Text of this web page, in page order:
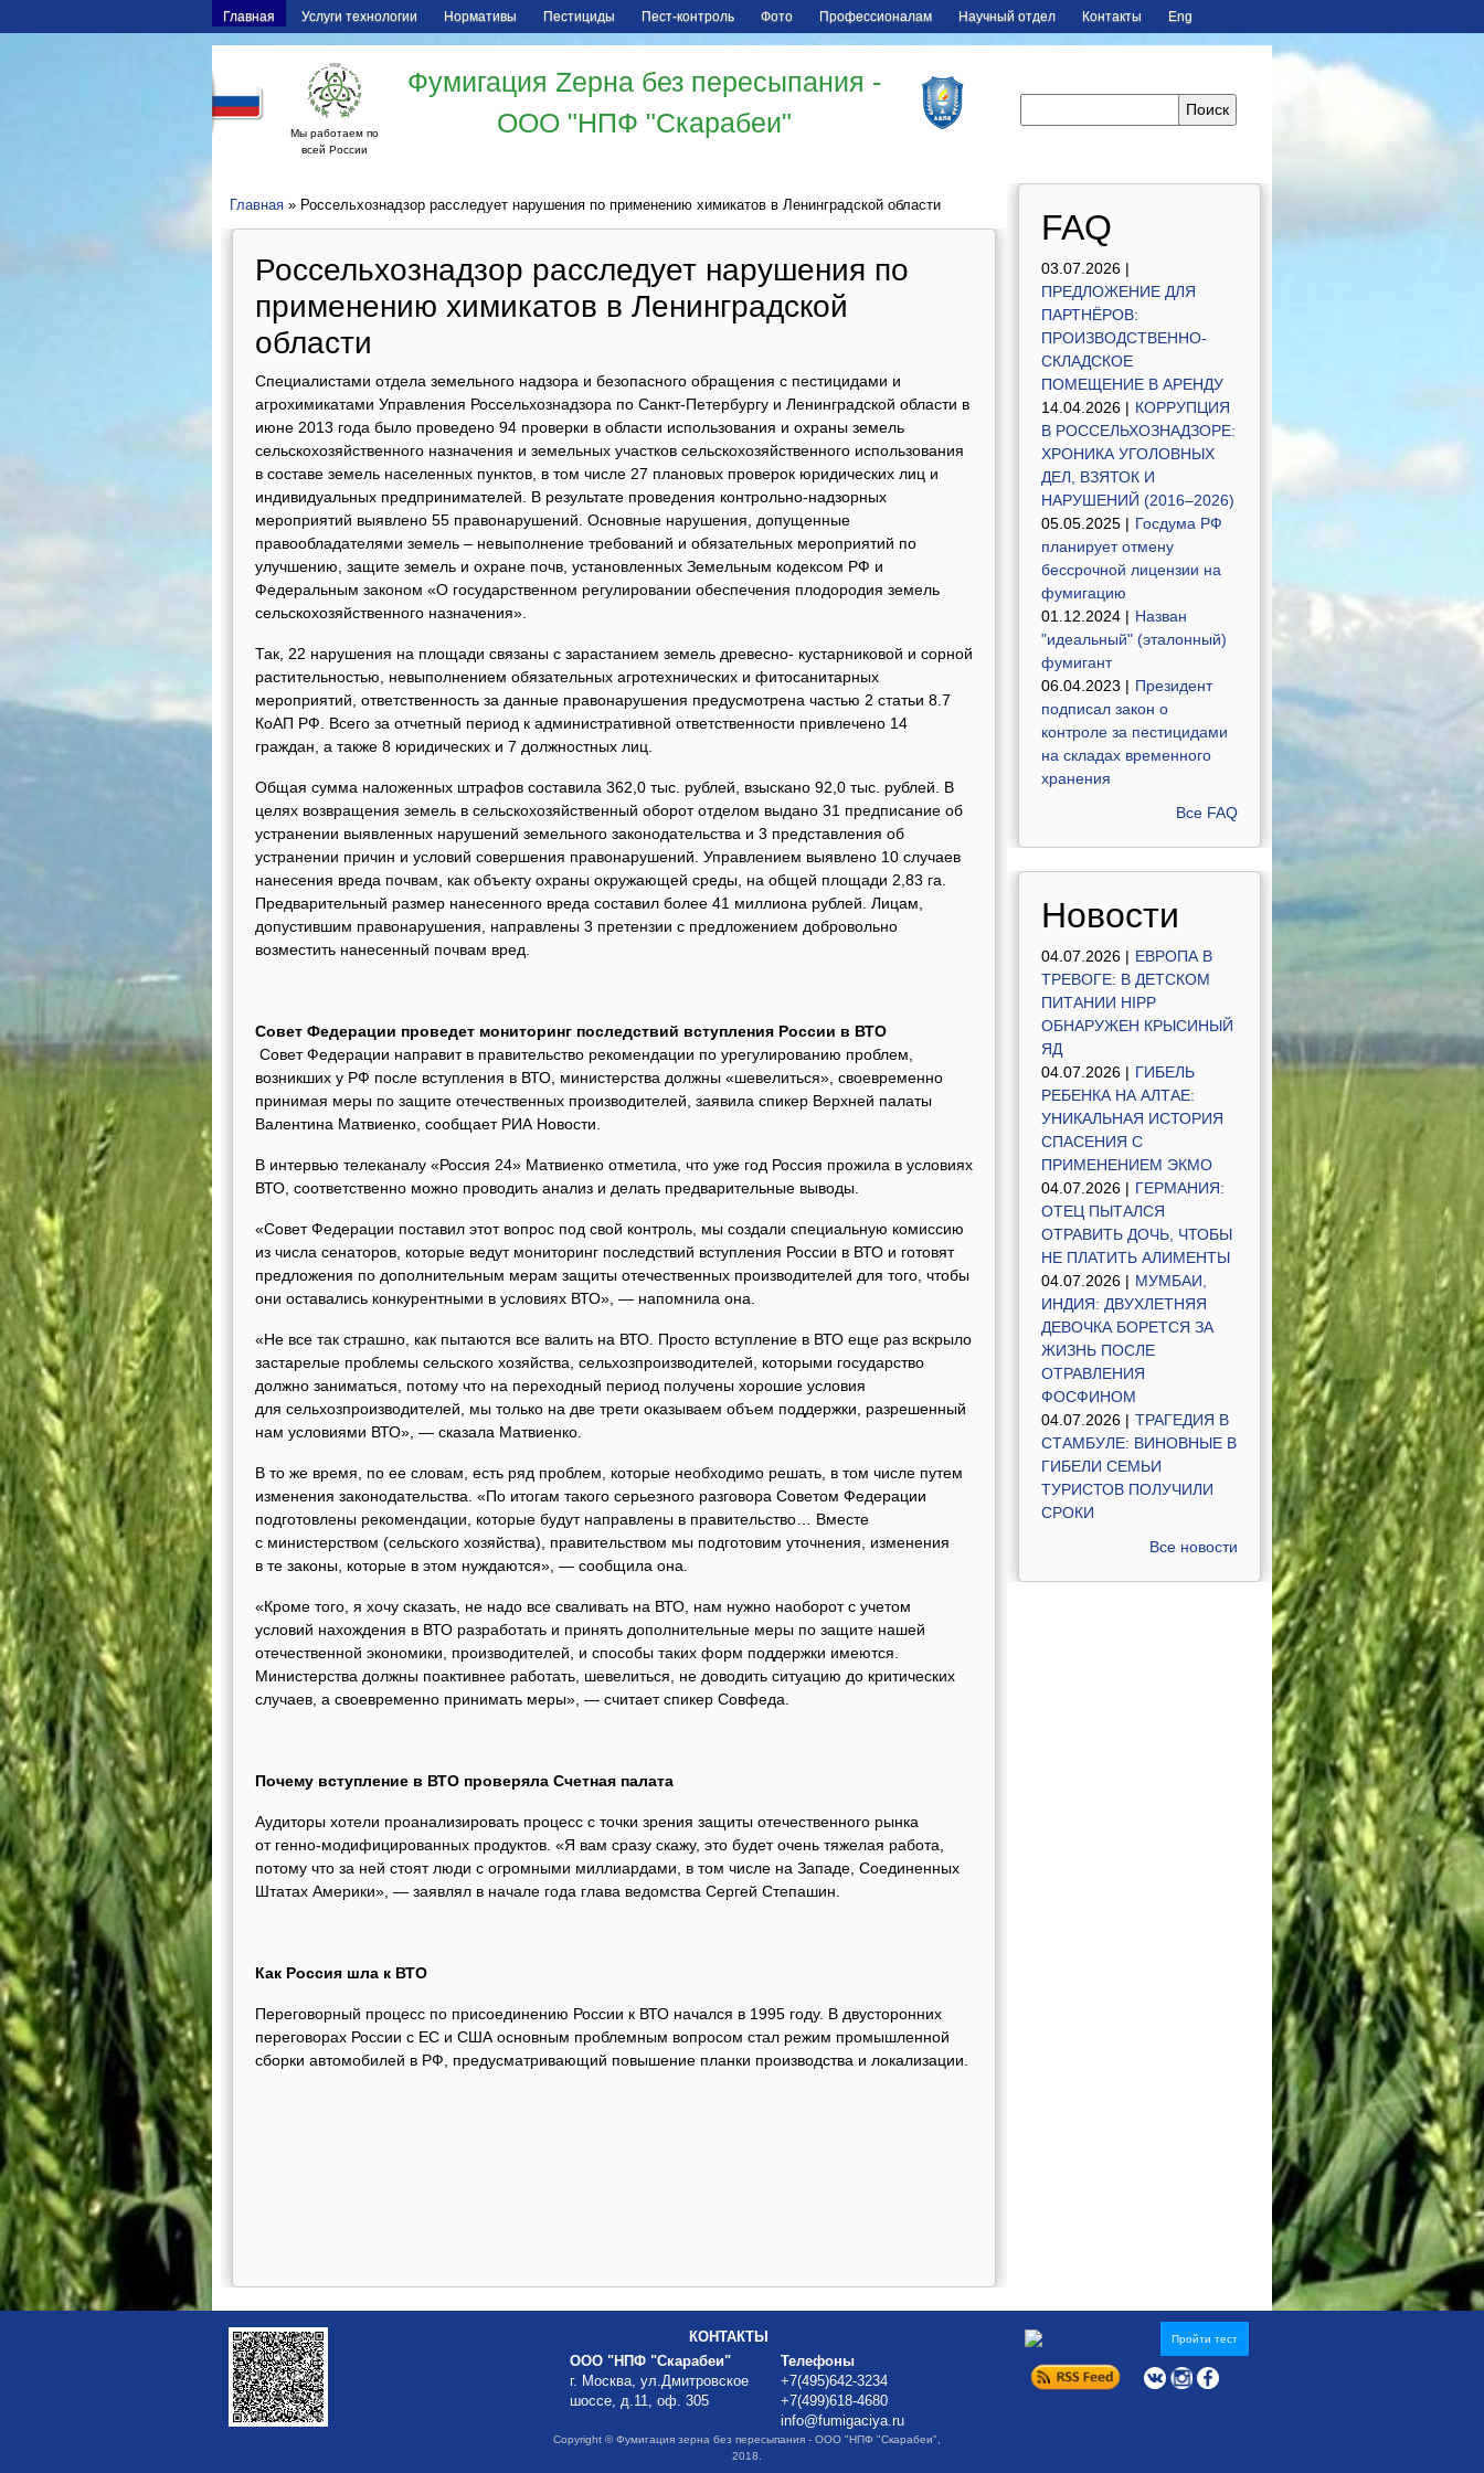
Главная Услуги технологии Нормативы Пестициды Пест-контроль Фото Профессионалам Научный отдел Контакты Eng
Мы работаем по
всей России
Фумигация Zерна без пересыпания -
ООО "НПФ "Скарабеи"
Главная » Россельхознадзор расследует нарушения по применению химикатов в Ленинградской области
Россельхознадзор расследует нарушения по
применению химикатов в Ленинградской
области
Специалистами отдела земельного надзора и безопасного обращения с пестицидами и
агрохимикатами Управления Россельхознадзора по Санкт-Петербургу и Ленинградской области в
июне 2013 года было проведено 94 проверки в области использования и охраны земель
сельскохозяйственного назначения и земельных участков сельскохозяйственного использования
в составе земель населенных пунктов, в том числе 27 плановых проверок юридических лиц и
индивидуальных предпринимателей. В результате проведения контрольно-надзорных
мероприятий выявлено 55 правонарушений. Основные нарушения, допущенные
правообладателями земель – невыполнение требований и обязательных мероприятий по
улучшению, защите земель и охране почв, установленных Земельным кодексом РФ и
Федеральным законом «О государственном регулировании обеспечения плодородия земель
сельскохозяйственного назначения».
Так, 22 нарушения на площади связаны с зарастанием земель древесно- кустарниковой и сорной
растительностью, невыполнением обязательных агротехнических и фитосанитарных
мероприятий, ответственность за данные правонарушения предусмотрена частью 2 статьи 8.7
КоАП РФ. Всего за отчетный период к административной ответственности привлечено 14
граждан, а также 8 юридических и 7 должностных лиц.
Общая сумма наложенных штрафов составила 362,0 тыс. рублей, взыскано 92,0 тыс. рублей. В
целях возвращения земель в сельскохозяйственный оборот отделом выдано 31 предписание об
устранении выявленных нарушений земельного законодательства и 3 представления об
устранении причин и условий совершения правонарушений. Управлением выявлено 10 случаев
нанесения вреда почвам, как объекту охраны окружающей среды, на общей площади 2,83 га.
Предварительный размер нанесенного вреда составил более 41 миллиона рублей. Лицам,
допустившим правонарушения, направлены 3 претензии с предложением добровольно
возместить нанесенный почвам вред.
Совет Федерации проведет мониторинг последствий вступления России в ВТО
Совет Федерации направит в правительство рекомендации по урегулированию проблем,
возникших у РФ после вступления в ВТО, министерства должны «шевелиться», своевременно
принимая меры по защите отечественных производителей, заявила спикер Верхней палаты
Валентина Матвиенко, сообщает РИА Новости.
В интервью телеканалу «Россия 24» Матвиенко отметила, что уже год Россия прожила в условиях
ВТО, соответственно можно проводить анализ и делать предварительные выводы.
«Совет Федерации поставил этот вопрос под свой контроль, мы создали специальную комиссию
из числа сенаторов, которые ведут мониторинг последствий вступления России в ВТО и готовят
предложения по дополнительным мерам защиты отечественных производителей для того, чтобы
они оставались конкурентными в условиях ВТО», — напомнила она.
«Не все так страшно, как пытаются все валить на ВТО. Просто вступление в ВТО еще раз вскрыло
застарелые проблемы сельского хозяйства, сельхозпроизводителей, которыми государство
должно заниматься, потому что на переходный период получены хорошие условия
для сельхозпроизводителей, мы только на две трети оказываем объем поддержки, разрешенный
нам условиями ВТО», — сказала Матвиенко.
В то же время, по ее словам, есть ряд проблем, которые необходимо решать, в том числе путем
изменения законодательства. «По итогам такого серьезного разговора Советом Федерации
подготовлены рекомендации, которые будут направлены в правительство… Вместе
с министерством (сельского хозяйства), правительством мы подготовим уточнения, изменения
в те законы, которые в этом нуждаются», — сообщила она.
«Кроме того, я хочу сказать, не надо все сваливать на ВТО, нам нужно наоборот с учетом
условий нахождения в ВТО разработать и принять дополнительные меры по защите нашей
отечественной экономики, производителей, и способы таких форм поддержки имеются.
Министерства должны поактивнее работать, шевелиться, не доводить ситуацию до критических
случаев, а своевременно принимать меры», — считает спикер Совфеда.
Почему вступление в ВТО проверяла Счетная палата
Аудиторы хотели проанализировать процесс с точки зрения защиты отечественного рынка
от генно-модифицированных продуктов. «Я вам сразу скажу, это будет очень тяжелая работа,
потому что за ней стоят люди с огромными миллиардами, в том числе на Западе, Соединенных
Штатах Америки», — заявлял в начале года глава ведомства Сергей Степашин.
Как Россия шла к ВТО
Переговорный процесс по присоединению России к ВТО начался в 1995 году. В двусторонних
переговорах России с ЕС и США основным проблемным вопросом стал режим промышленной
сборки автомобилей в РФ, предусматривающий повышение планки производства и локализации.
FAQ
03.07.2026 |
ПРЕДЛОЖЕНИЕ ДЛЯ
ПАРТНЁРОВ:
ПРОИЗВОДСТВЕННО-
СКЛАДСКОЕ
ПОМЕЩЕНИЕ В АРЕНДУ
14.04.2026 | КОРРУПЦИЯ
В РОССЕЛЬХОЗНАДЗОРЕ:
ХРОНИКА УГОЛОВНЫХ
ДЕЛ, ВЗЯТОК И
НАРУШЕНИЙ (2016–2026)
05.05.2025 | Госдума РФ
планирует отмену
бессрочной лицензии на
фумигацию
01.12.2024 | Назван
"идеальный" (эталонный)
фумигант
06.04.2023 | Президент
подписал закон о
контроле за пестицидами
на складах временного
хранения
Все FAQ
Новости
04.07.2026 | ЕВРОПА В
ТРЕВОГЕ: В ДЕТСКОМ
ПИТАНИИ HIPP
ОБНАРУЖЕН КРЫСИНЫЙ
ЯД
04.07.2026 | ГИБЕЛЬ
РЕБЕНКА НА АЛТАЕ:
УНИКАЛЬНАЯ ИСТОРИЯ
СПАСЕНИЯ С
ПРИМЕНЕНИЕМ ЭКМО
04.07.2026 | ГЕРМАНИЯ:
ОТЕЦ ПЫТАЛСЯ
ОТРАВИТЬ ДОЧЬ, ЧТОБЫ
НЕ ПЛАТИТЬ АЛИМЕНТЫ
04.07.2026 | МУМБАИ,
ИНДИЯ: ДВУХЛЕТНЯЯ
ДЕВОЧКА БОРЕТСЯ ЗА
ЖИЗНЬ ПОСЛЕ
ОТРАВЛЕНИЯ
ФОСФИНОМ
04.07.2026 | ТРАГЕДИЯ В
СТАМБУЛЕ: ВИНОВНЫЕ В
ГИБЕЛИ СЕМЬИ
ТУРИСТОВ ПОЛУЧИЛИ
СРОКИ
Все новости
КОНТАКТЫ
ООО "НПФ "Скарабеи"
г. Москва, ул.Дмитровское
шоссе, д.11, оф. 305
Телефоны
+7(495)642-3234
+7(499)618-4680
info@fumigaciya.ru
Copyright © Фумигация зерна без пересыпания - ООО "НПФ "Скарабеи",
2018.
Пройти тест